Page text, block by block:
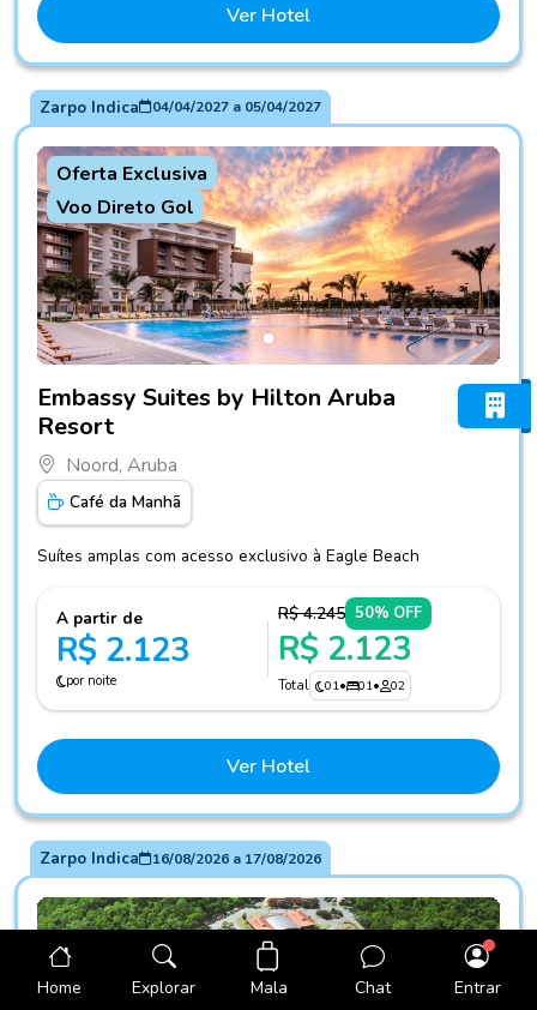
Ver Hotel
Zarpo Indica 04/04/2027a 05/04/2027
Oferta Exclusiva
Voo Direto Gol
Fotos do hotel Embassy Suites by Hilton Aruba Resort
Embassy Suites by Hilton Aruba
Resort
Noord, Aruba
Café da Manhã
Suítes amplas com acesso exclusivo à Eagle Beach
A partir de
R$ 2.123
por noite
R$ 4.245 50% OFF
R$ 2.123
Total 01• 01• 02
Ver Hotel
Zarpo Indica 16/08/2026a 17/08/2026
Home Explorar Mala Chat Entrar